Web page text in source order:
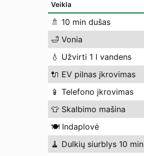
Veikla
🚿 10 min dušas
🛁 Vonia
💧 Užvirti 1 l vandens
🔌 EV pilnas įkrovimas
📱 Telefono įkrovimas
👕 Skalbimo mašina
🍽️ Indaplovė
🧹 Dulkių siurblys 10 min